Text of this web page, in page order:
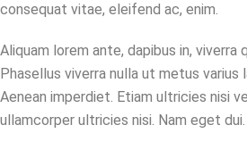
consequat vitae, eleifend ac, enim.
Aliquam lorem ante, dapibus in, viverra
Phasellus viverra nulla ut metus varius
Aenean imperdiet. Etiam ultricies nisi
ullamcorper ultricies nisi. Nam eget